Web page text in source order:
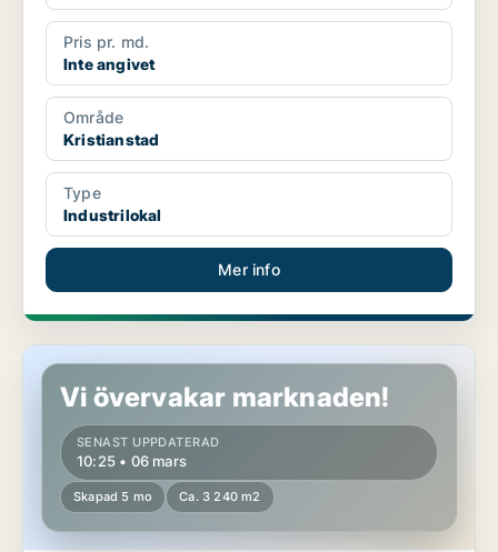
Pris pr. md.
Inte angivet
Område
Kristianstad
Type
Industrilokal
Mer info
Industrilokal i Kristianstad
Vi övervakar marknaden!
SENAST UPPDATERAD
10:25 • 06 mars
Skapad 5 mo Ca. 3 240 m2